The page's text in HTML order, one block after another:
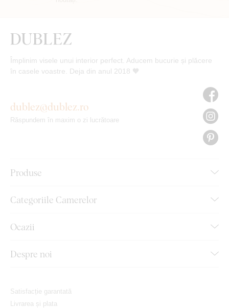
Împlinim visele unui interior perfect. Aducem bucurie și plăcere
în casele voastre. Deja din anul 2018 🧡
Produse
Categoriile Camerelor
Ocazii
Despre noi
dublez@dublez.ro
Răspundem în maxim o zi lucrătoare
Satisfacție garantată
Livrarea și plata